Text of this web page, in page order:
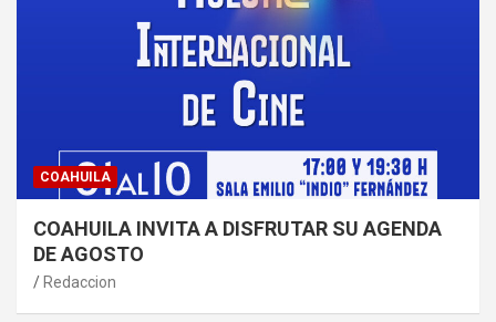
COAHUILA
COAHUILA INVITA A DISFRUTAR SU AGENDA
DE AGOSTO
Redaccion